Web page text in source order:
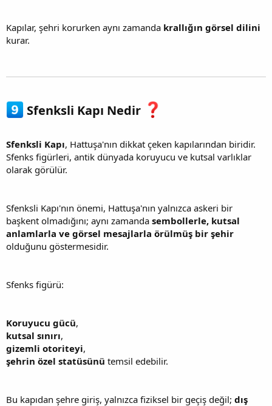
Kapılar, şehri korurken aynı zamanda krallığın görsel dilini
kurar.
Sfenksli Kapı Nedir
Sfenksli Kapı, Hattuşa'nın dikkat çeken kapılarından biridir.
Sfenks figürleri, antik dünyada koruyucu ve kutsal varlıklar
olarak görülür.
Sfenksli Kapı'nın önemi, Hattuşa'nın yalnızca askeri bir
başkent olmadığını; aynı zamanda sembollerle, kutsal
anlamlarla ve görsel mesajlarla örülmüş bir şehir
olduğunu göstermesidir.
Sfenks figürü:
Koruyucu gücü,
kutsal sınırı,
gizemli otoriteyi,
şehrin özel statüsünü temsil edebilir.
Bu kapıdan şehre giriş, yalnızca fiziksel bir geçiş değil; dış